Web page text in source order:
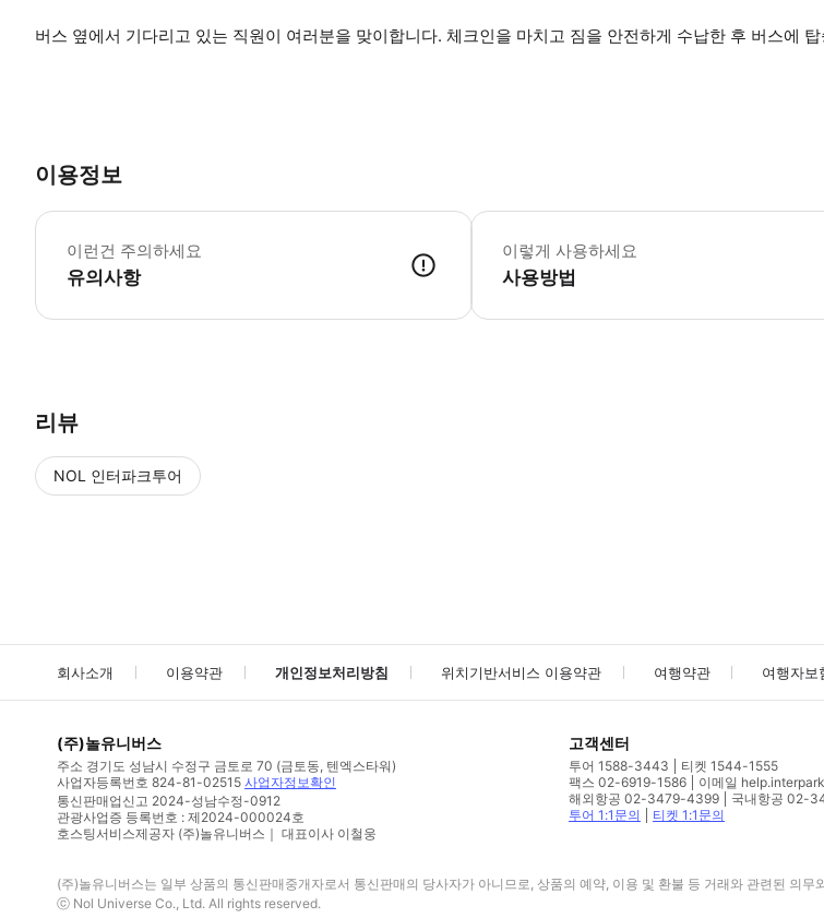
버스 옆에서 기다리고 있는 직원이 여러분을 맞이합니다. 체크인을 마치고 짐을 안전하게 수납한 후 버스에
이용정보
이런건 주의하세요
유의사항
* 소요시간 : 120분 (옵션에 따라 소요 시간이 다를 수
이렇게 사용하세요
사용방법
리뷰
NOL 인터파크투어
회사소개 이용약관 개인정보처리방침 위치기반서비스 이용약관 여행약관 여행자보
(주)놀유니버스
주소 경기도 성남시 수정구 금토로 70 (금토동, 텐엑스타워)
사업자등록번호 824-81-02515 사업자정보확인
통신판매업신고 2024-성남수정-0912
관광사업증 등록번호 : 제2024-000024호
호스팅서비스제공자 (주)놀유니버스｜ 대표이사 이철웅
고객센터
투어 1588-3443
티켓 1544-1555
팩스 02-6919-1586
이메일
해외항공 02-3479-4399
국내항공 02-
투어 1:1문의
티켓 1:1문의
(주)놀유니버스는 일부 상품의 통신판매중개자로서 통신판매의 당사자가 아니므로, 상품의 예약, 이용 및 환불 등 거래와 관련된 의무
ⓒ Nol Universe Co., Ltd. All rights reserved.